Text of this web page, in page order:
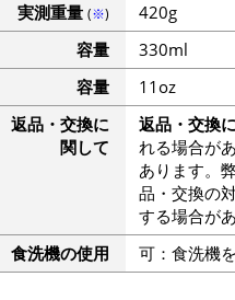
実測重量 (※)
420g
容量
330ml
容量
11oz
返品・交換に
関して
返品・交換
れる場合が
あります。
品・交換の
する場合が
食洗機の使用
可：食洗機